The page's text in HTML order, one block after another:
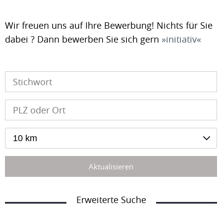
Wir freuen uns auf Ihre Bewerbung! Nichts für Sie
dabei ? Dann bewerben Sie sich gern
initiativ
10 km
Aktualisieren
Erweiterte Suche